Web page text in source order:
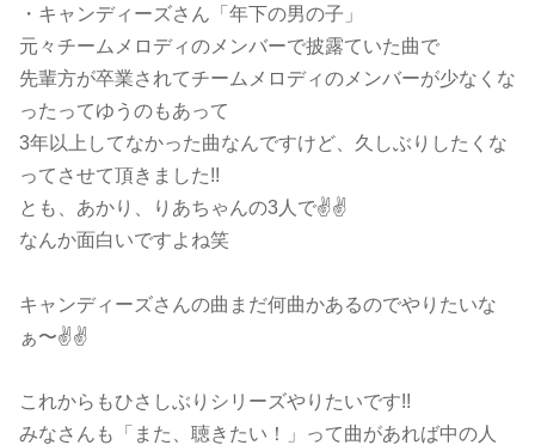
・キャンディーズさん「年下の男の子」
元々チームメロディのメンバーで披露ていた曲で
先輩方が卒業されてチームメロディのメンバーが少なくな
ったってゆうのもあって
3年以上してなかった曲なんですけど、久しぶりしたくな
ってさせて頂きました!!
とも、あかり、りあちゃんの3人で✌️✌️
なんか面白いですよね笑
キャンディーズさんの曲まだ何曲かあるのでやりたいな
ぁ〜✌️✌️
これからもひさしぶりシリーズやりたいです!!
みなさんも「また、聴きたい！」って曲があれば中の人